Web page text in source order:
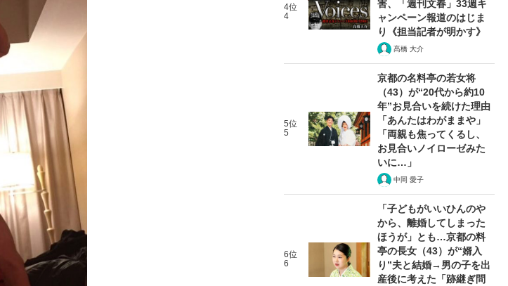
4位
4
害、「週刊文春」33週キ
ャンペーン報道のはじま
り《担当記者が明かす》
髙橋 大介
5位
5
京都の名料亭の若女将
（43）が“20代から約10
年”お見合いを続けた理由
「あんたはわがままや」
「両親も焦ってくるし、
お見合いノイローゼみた
いに…」
中岡 愛子
6位
6
「子どもがいいひんのや
から、離婚してしまった
ほうが」とも…京都の料
亭の長女（43）が“婿入
り”夫と結婚→男の子を出
産後に考えた「跡継ぎ問